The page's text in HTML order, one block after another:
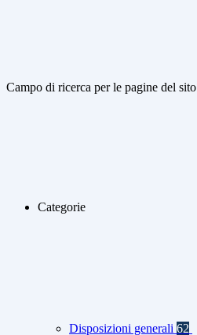
Campo di ricerca per le pagine del sito
Categorie
Disposizioni generali 62